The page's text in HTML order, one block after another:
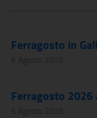
Ferragosto in
6 Agosto 2026
Ferragosto 2026
5 Agosto 2026